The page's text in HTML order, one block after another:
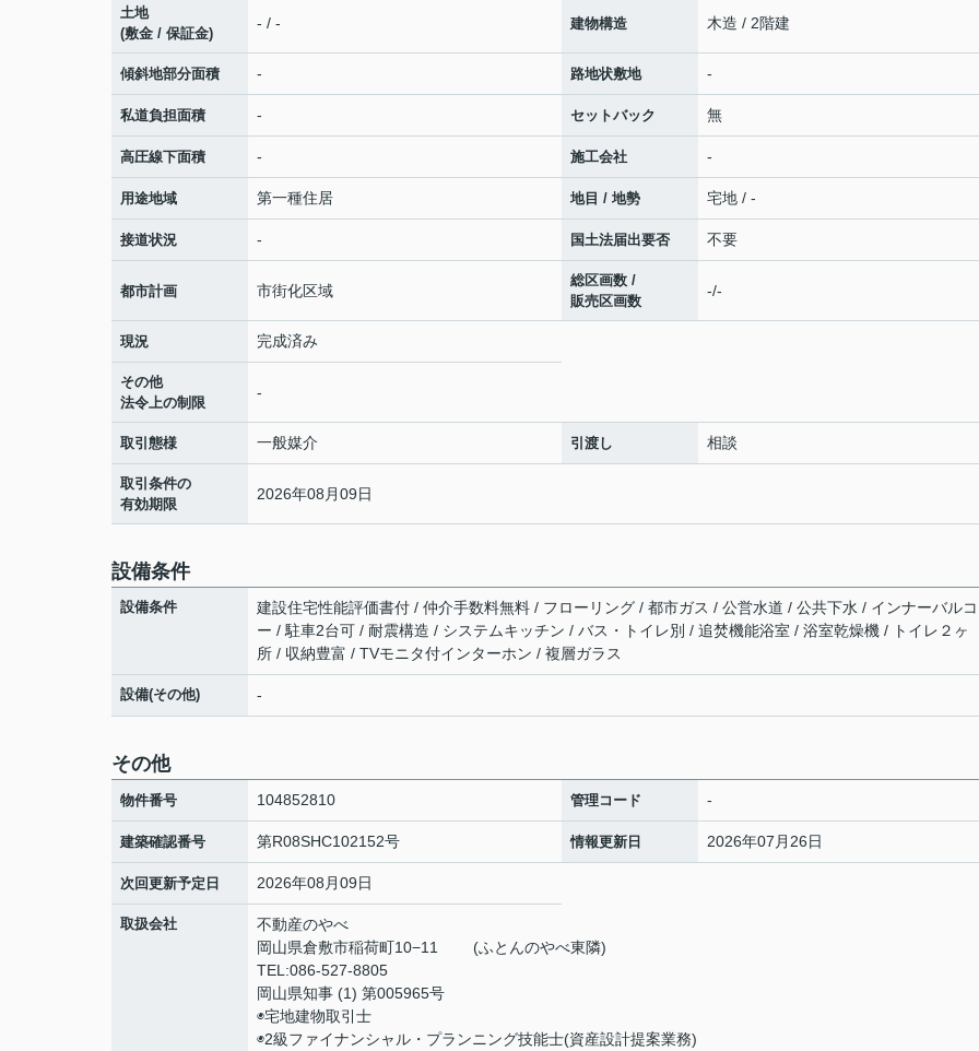
土地
(敷金 / 保証金)
- / - 建物構造 木造 / 2階建
傾斜地部分面積 - 路地状敷地 -
私道負担面積 - セットバック 無
高圧線下面積 - 施工会社 -
用途地域 第一種住居 地目 / 地勢 宅地 / -
接道状況 - 国土法届出要否 不要
都市計画 市街化区域
総区画数 /
販売区画数
-/-
現況 完成済み
その他
法令上の制限
-
取引態様 一般媒介 引渡し 相談
取引条件の
有効期限
2026年08月09日
設備条件
設備条件
建設住宅性能評価書付 / 仲介手数料無料 / フローリング / 都市ガス / 公営水道 / 公共下水 / インナーバル
ー / 駐車2台可 / 耐震構造 / システムキッチン / バス・トイレ別 / 追焚機能浴室 / 浴室乾燥機 / トイレ２ヶ
所 / 収納豊富 / TVモニタ付インターホン / 複層ガラス
設備(その他) -
その他
物件番号 104852810 管理コード -
建築確認番号 第R08SHC102152号 情報更新日 2026年07月26日
次回更新予定日 2026年08月09日
取扱会社
不動産のやべ
岡山県倉敷市稲荷町10−11 (ふとんのやべ東隣)
TEL:086-527-8805
岡山県知事 (1) 第005965号
◉宅地建物取引士
◉2級ファイナンシャル・プランニング技能士(資産設計提案業務)